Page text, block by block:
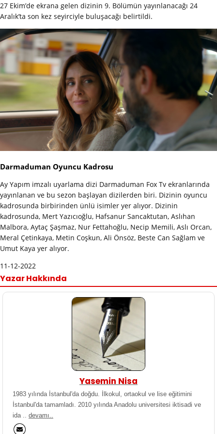
27 Ekim’de ekrana gelen dizinin 9. Bölümün yayınlanacağı 24
Aralık’ta son kez seyirciyle buluşacağı belirtildi.
Darmaduman Oyuncu Kadrosu
Ay Yapım imzalı uyarlama dizi Darmaduman Fox Tv ekranlarında
yayınlanan ve bu sezon başlayan dizilerden biri. Dizinin oyuncu
kadrosunda birbirinden ünlü isimler yer alıyor. Dizinin
kadrosunda, Mert Yazıcıoğlu, Hafsanur Sancaktutan, Aslıhan
Malbora, Aytaç Şaşmaz, Nur Fettahoğlu, Necip Memili, Aslı Orcan,
Meral Çetinkaya, Metin Coşkun, Ali Önsöz, Beste Can Sağlam ve
Umut Kaya yer alıyor.
11-12-2022
Yazar Hakkında
Yasemin Nisa
1983 yılında İstanbul'da doğdu. İlkokul, ortaokul ve lise eğitimini
İstanbul'da tamamladı. 2010 yılında Anadolu universitesi iktisadi ve
ida .. devamı..